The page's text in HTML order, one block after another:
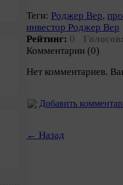
Теги: Роджер Вер,
инвестор Роджер Вер
Рейтинг: 0
Комментарии (0)
Нет комментариев.
Добавить
← Назад